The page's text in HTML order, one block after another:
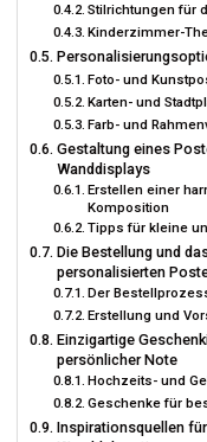
Stilrichtungen für
Kinderzimmer-
Foto- und
Karten- und
Farb- und
Gestaltung eines
Wanddisplays
Erstellen einer
Komposition
Tipps für kleine
Die Bestellung und
personalisierten
Der
Erstellung und
Einzigartige
persönlicher Note
Hochzeits- und
Geschenke für
Inspirationsquellen